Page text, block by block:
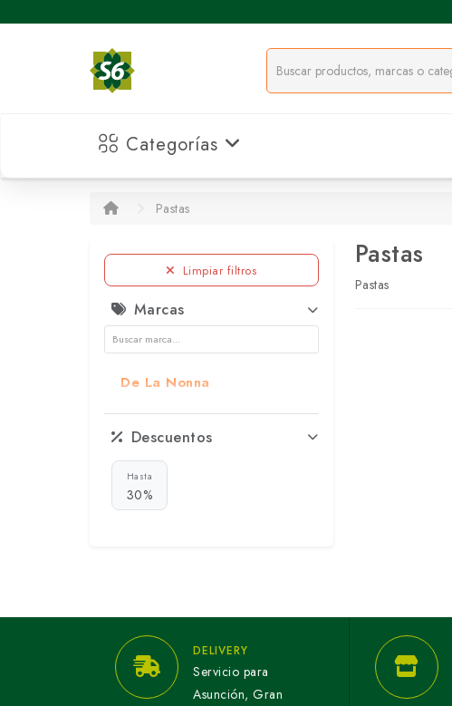
Categorías
Pastas
Limpiar filtros
Marcas
De La Nonna
Descuentos
Hasta
30%
Pastas
Pastas
DELIVERY
Servicio para
Asunción, Gran